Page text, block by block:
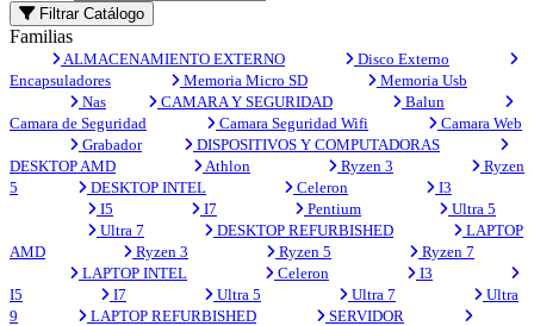
Filtrar Catálogo
Familias
ALMACENAMIENTO EXTERNO
Disco Externo
Encapsuladores
Memoria Micro SD
Memoria Usb
Nas
CAMARA Y SEGURIDAD
Balun
Camara de Seguridad
Camara Seguridad Wifi
Camara Web
Grabador
DISPOSITIVOS Y COMPUTADORAS
DESKTOP AMD
Athlon Ryzen 3
Ryzen
5
DESKTOP INTEL Celeron
I3
I5
I7 Pentium
Ultra 5
Ultra 7
DESKTOP REFURBISHED
LAPTOP
AMD
Ryzen 3 Ryzen 5
Ryzen 7
LAPTOP INTEL
Celeron
I3
I5
I7 Ultra 5 Ultra 7
Ultra
9
LAPTOP REFURBISHED
SERVIDOR